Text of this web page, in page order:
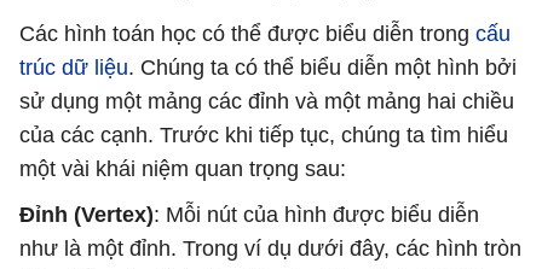
Các hình toán học có thể được biểu diễn trong cấu
trúc dữ liệu. Chúng ta có thể biểu diễn một hình bởi
sử dụng một mảng các đỉnh và một mảng hai chiều
của các cạnh. Trước khi tiếp tục, chúng ta tìm hiểu
một vài khái niệm quan trọng sau:
Đỉnh (Vertex): Mỗi nút của hình được biểu diễn
như là một đỉnh. Trong ví dụ dưới đây, các hình tròn